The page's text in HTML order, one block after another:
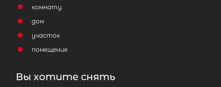
комнату
дом
участок
помещение
Вы хотите снять